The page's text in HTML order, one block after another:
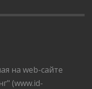
на web-сайте
(www.id-